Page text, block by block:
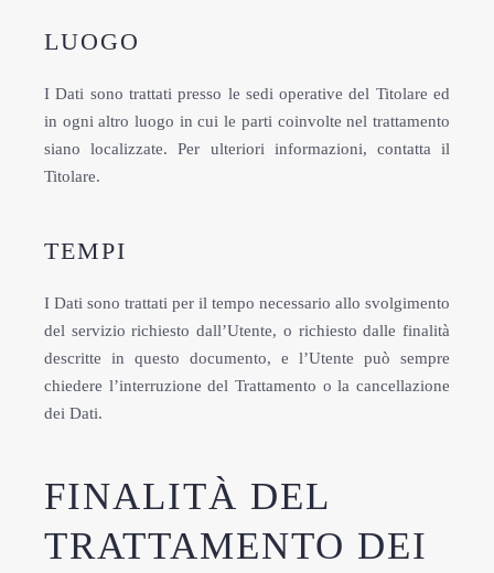
LUOGO
I Dati sono trattati presso le sedi operative del Titolare ed
in ogni altro luogo in cui le parti coinvolte nel trattamento
siano localizzate. Per ulteriori informazioni, contatta il
Titolare.
TEMPI
I Dati sono trattati per il tempo necessario allo svolgimento
del servizio richiesto dall’Utente, o richiesto dalle finalità
descritte in questo documento, e l’Utente può sempre
chiedere l’interruzione del Trattamento o la cancellazione
dei Dati.
FINALITÀ DEL
TRATTAMENTO DEI